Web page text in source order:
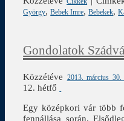
Cikkek
György,Bebek Imre,Bebekek,
Gondolatok
Közzétéve 2013. március 30.
12. hétfő
Egy középkori vár több
fennállása során.